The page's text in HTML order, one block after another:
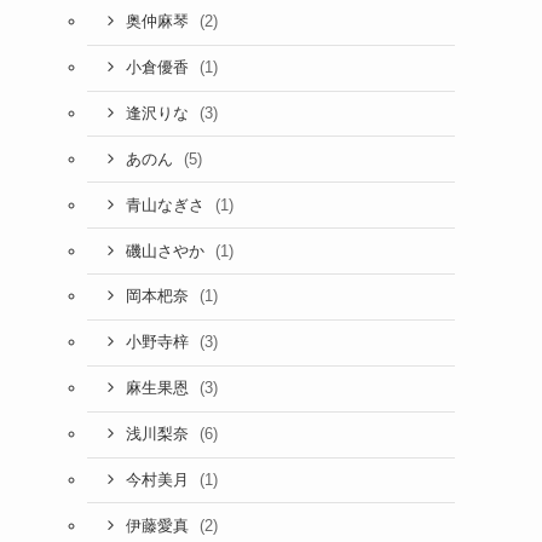
奥仲麻琴 (2)
小倉優香 (1)
逢沢りな (3)
あのん (5)
青山なぎさ (1)
磯山さやか (1)
岡本杷奈 (1)
小野寺梓 (3)
麻生果恩 (3)
浅川梨奈 (6)
今村美月 (1)
伊藤愛真 (2)